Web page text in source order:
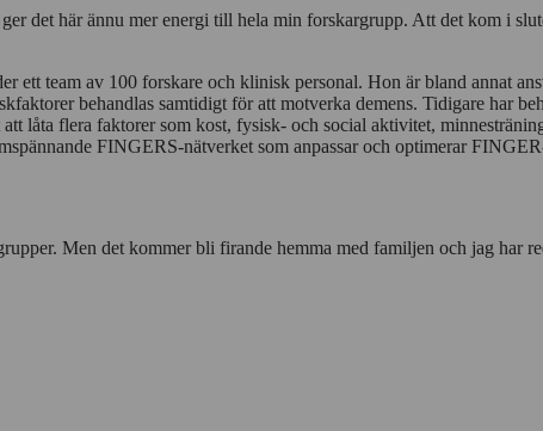
det här ännu mer energi till hela min forskargrupp. Att det kom i
team av 100 forskare och klinisk personal. Hon är bland annat
behandlas samtidigt för att motverka demens. Tidigare har
låta flera faktorer som kost, fysisk- och social aktivitet,
FINGERS-nätverket som anpassar och optimerar
Men det kommer bli firande hemma med familjen och jag har